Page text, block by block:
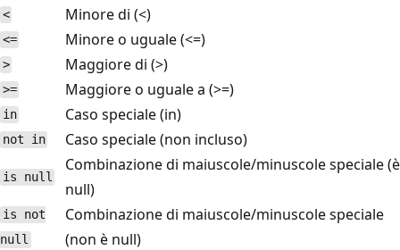
< Minore di (<)
<= Minore o uguale (<=)
> Maggiore di (>)
>= Maggiore o uguale a (>=)
in Caso speciale (in)
not in Caso speciale (non incluso)
is null
Combinazione di maiuscole/minuscole speciale (è
null)
is not
null
Combinazione di maiuscole/minuscole speciale
(non è null)